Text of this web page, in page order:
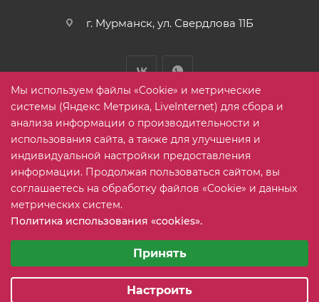
г. Мурманск, ул. Свердлова 11Б
2005-2026 © mebelier51.ru - модный интернет-магазин не
дорогой корпусной мебели. Все права защищены.
Мы используем файлы «Cookie» и метрические
системы (Яндекс Метрика, LiveInternet) для сбора и
анализа информации о производительности и
использования сайта, а также для улучшения и
индивидуальной настройки предоставления
информации. Продолжая пользоваться сайтом, вы
соглашаетесь на обработку файлов «Cookie» и данных
метрических систем.
Политика использования «cookies».
Аналитические/Функциональные
Принять
Настроить